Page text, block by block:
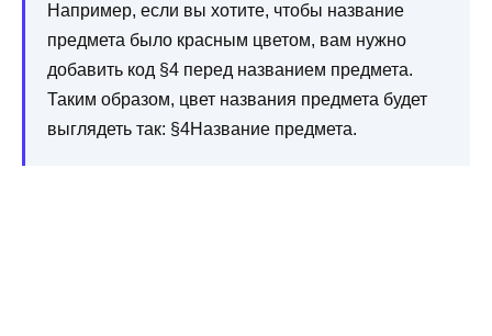
Например, если вы хотите, чтобы название
предмета было красным цветом, вам нужно
добавить код §4 перед названием предмета.
Таким образом, цвет названия предмета будет
выглядеть так: §4Название предмета.